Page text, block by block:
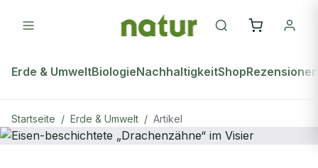
Erde & UmweltBiologieNachhaltigkeitShopRezensionen
Startseite / Erde & Umwelt / Artikel